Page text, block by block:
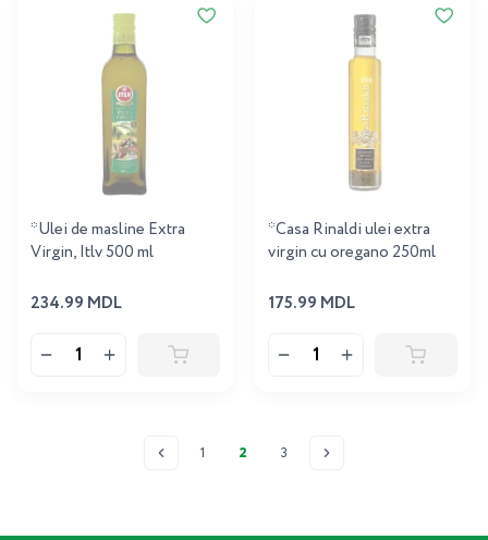
*Ulei de masline Extra
Virgin, Itlv 500 ml
234.99 MDL
*Casa Rinaldi ulei extra
virgin cu oregano 250ml
175.99 MDL
1 2 3